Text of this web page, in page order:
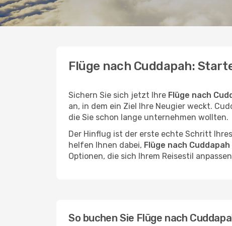
Flüge nach Cuddapah:
Sichern Sie sich jetzt Ihre Flüge nach
an, in dem ein Ziel Ihre Neugier weckt.
die Sie schon lange unternehmen wollten.
Der Hinflug ist der erste echte Schritt
helfen Ihnen dabei, Flüge nach
Optionen, die sich Ihrem Reisestil
So buchen Sie Flüge nach